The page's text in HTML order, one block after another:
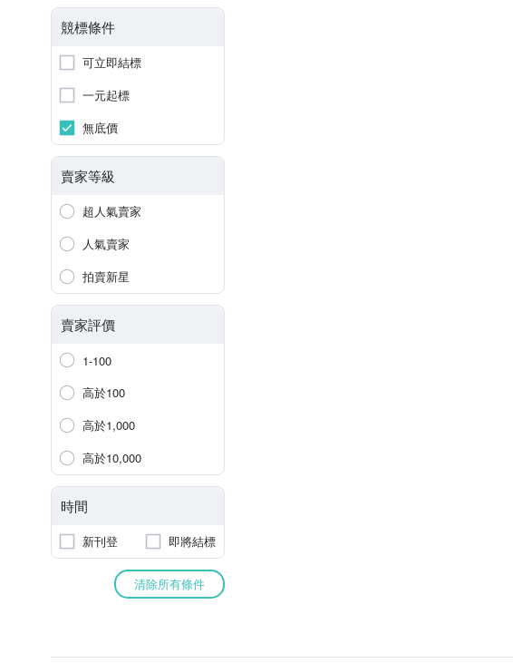
競標條件
可立即結標
一元起標
無底價
賣家等級
超人氣賣家
人氣賣家
拍賣新星
賣家評價
1-100
高於100
高於1,000
高於10,000
時間
新刊登 即將結標
清除所有條件